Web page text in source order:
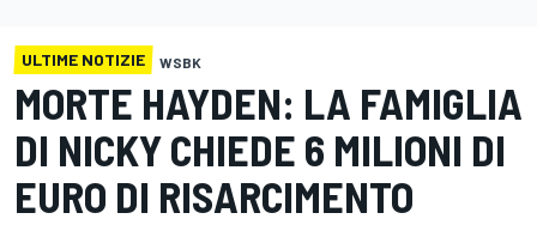
ULTIME NOTIZIE WSBK
MORTE HAYDEN: LA FAMIGLIA
DI NICKY CHIEDE 6 MILIONI DI
EURO DI RISARCIMENTO